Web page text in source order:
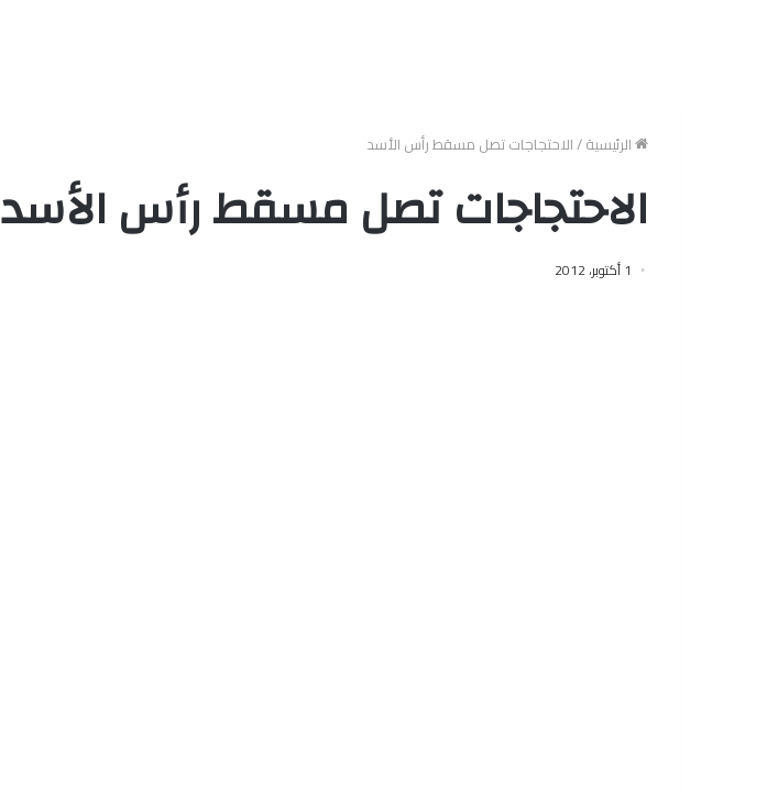
الرئيسية/الاحتجاجات تصل مسقط رأس الأسد
الاحتجاجات تصل مسقط رأس الأسد
1 أكتوبر، 2012